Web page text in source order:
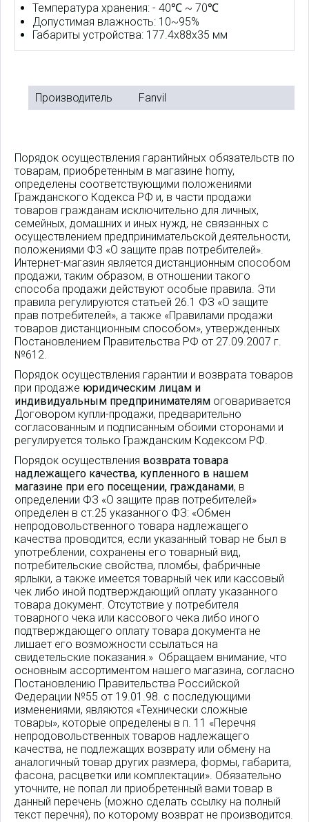
Температура хранения: - 40℃ ~ 70℃
Допустимая влажность: 10~95%
Габариты устройства: 177.4x88x35 мм
Производитель Fanvil
Порядок осуществления гарантийных обязательств по
товарам, приобретенным в магазине homy,
определены соответствующими положениями
Гражданского Кодекса РФ и, в части продажи
товаров гражданам исключительно для личных,
семейных, домашних и иных нужд, не связанных с
осуществлением предпринимательской деятельности,
положениями ФЗ «О защите прав потребителей».
Интернет-магазин является дистанционным способом
продажи, таким образом, в отношении такого
способа продажи действуют особые правила. Эти
правила регулируются статьей 26.1 ФЗ «О защите
прав потребителей», а также «Правилами продажи
товаров дистанционным способом», утвержденных
Постановлением Правительства РФ от 27.09.2007 г.
№612.
Порядок осуществления гарантии и возврата товаров
при продаже юридическим лицам и
индивидуальным предпринимателям оговаривается
Договором купли-продажи, предварительно
согласованным и подписанным обоими сторонами и
регулируется только Гражданским Кодексом РФ.
Порядок осуществления возврата товара
надлежащего качества, купленного в нашем
магазине при его посещении, гражданами, в
определении ФЗ «О защите прав потребителей»
определен в ст.25 указанного ФЗ: «Обмен
непродовольственного товара надлежащего
качества проводится, если указанный товар не был в
употреблении, сохранены его товарный вид,
потребительские свойства, пломбы, фабричные
ярлыки, а также имеется товарный чек или кассовый
чек либо иной подтверждающий оплату указанного
товара документ. Отсутствие у потребителя
товарного чека или кассового чека либо иного
подтверждающего оплату товара документа не
лишает его возможности ссылаться на
свидетельские показания.» Обращаем внимание, что
основным ассортиментом нашего магазина, согласно
Постановлению Правительства Российской
Федерации №55 от 19.01.98. с последующими
изменениями, являются «Технически сложные
товары», которые определены в п. 11 «Перечня
непродовольственных товаров надлежащего
качества, не подлежащих возврату или обмену на
аналогичный товар других размера, формы, габарита,
фасона, расцветки или комплектации». Обязательно
уточните, не попал ли приобретенный вами товар в
данный перечень (можно сделать ссылку на полный
текст перечня), по которому возврат не производится.